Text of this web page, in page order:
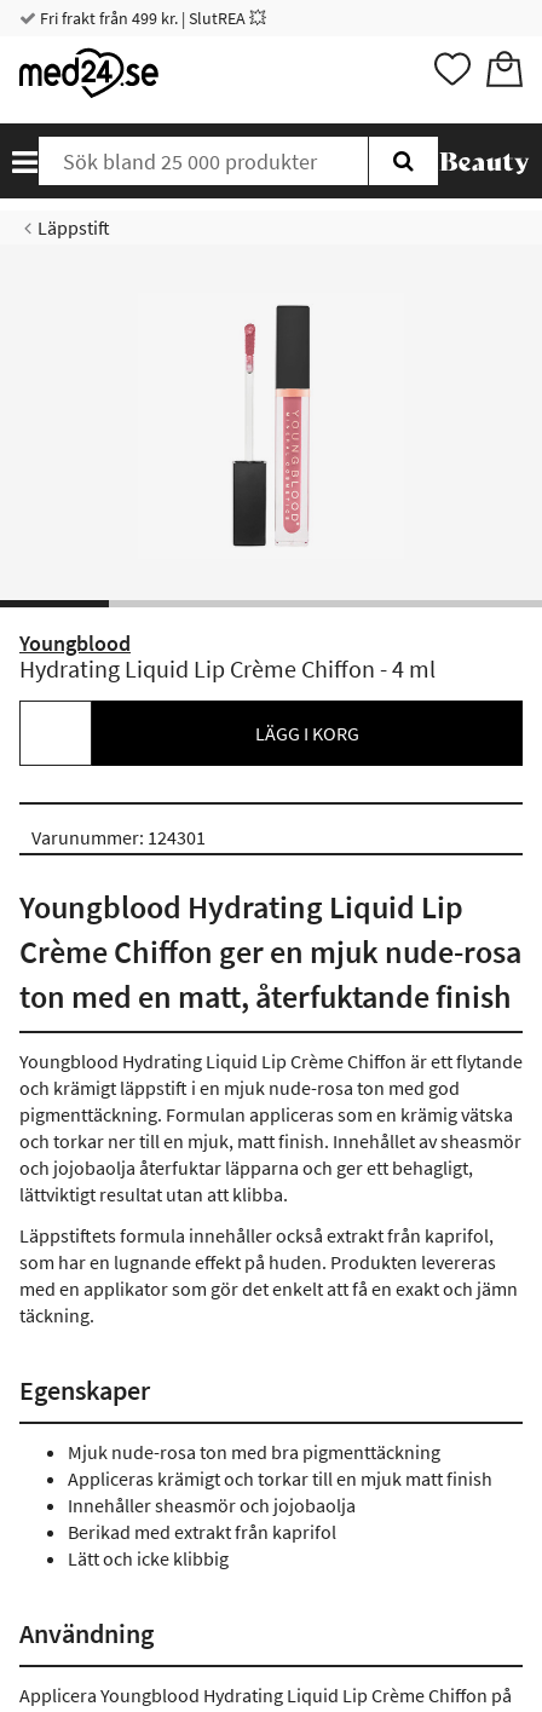
Fri frakt från 499 kr. | SlutREA 💥
Läppstift
Youngblood
Hydrating Liquid Lip Crème Chiffon - 4 ml
LÄGG I KORG
Varunummer: 124301
Youngblood Hydrating Liquid Lip
Crème Chiffon ger en mjuk nude-rosa
ton med en matt, återfuktande finish
Youngblood Hydrating Liquid Lip Crème Chiffon är ett flytande
och krämigt läppstift i en mjuk nude-rosa ton med god
pigmenttäckning. Formulan appliceras som en krämig vätska
och torkar ner till en mjuk, matt finish. Innehållet av sheasmör
och jojobaolja återfuktar läpparna och ger ett behagligt,
lättviktigt resultat utan att klibba.
Läppstiftets formula innehåller också extrakt från kaprifol,
som har en lugnande effekt på huden. Produkten levereras
med en applikator som gör det enkelt att få en exakt och jämn
täckning.
Egenskaper
Mjuk nude-rosa ton med bra pigmenttäckning
Appliceras krämigt och torkar till en mjuk matt finish
Innehåller sheasmör och jojobaolja
Berikad med extrakt från kaprifol
Lätt och icke klibbig
Användning
Applicera Youngblood Hydrating Liquid Lip Crème Chiffon på